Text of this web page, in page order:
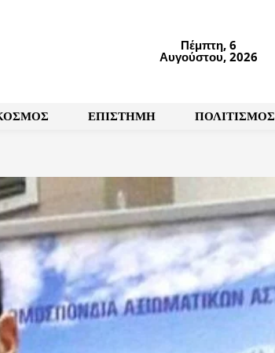
Πέμπτη, 6
Αυγούστου, 2026
ΕΠΙΣΤΗΜΗ ΠΟΛΙΤΙΣΜΟΣ